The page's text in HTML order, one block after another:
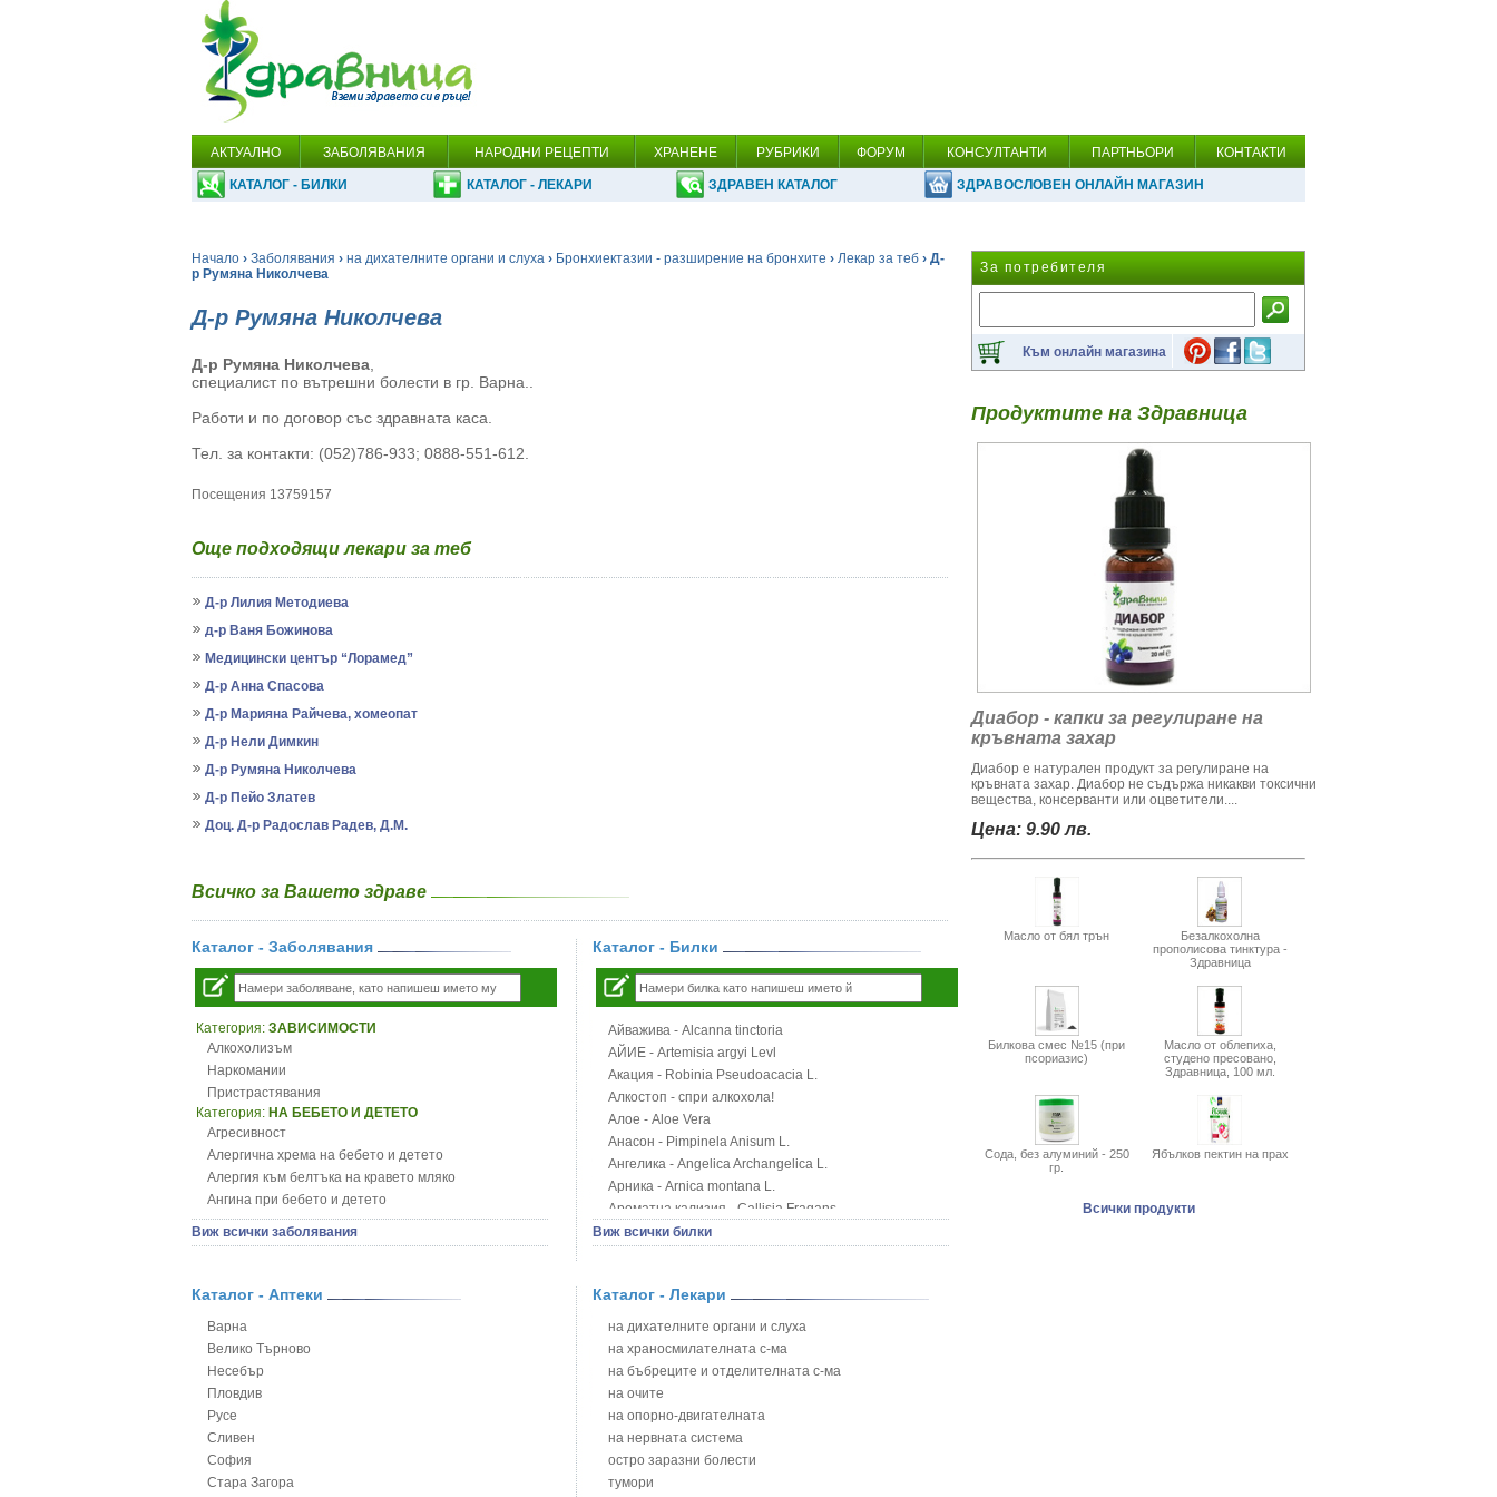
АКТУАЛНО ЗАБОЛЯВАНИЯ НАРОДНИ РЕЦЕПТИ ХРАНЕНЕ РУБРИКИ ФОРУМ КОНСУЛТАНТИ ПАРТНЬОРИ КОНТАКТИ
КАТАЛОГ - БИЛКИ КАТАЛОГ - ЛЕКАРИ ЗДРАВЕН КАТАЛОГ ЗДРАВОСЛОВЕН ОНЛАЙН МАГАЗИН
Начало › Заболявания › на дихателните органи и слуха › Бронхиектазии - разширение на бронхите › Лекар за теб › Д-
р Румяна Николчева
Д-р Румяна Николчева
Д-р Румяна Николчева
специалист по вътрешни болести в гр. Варна..
Работи и по договор със здравната каса.
Тел. за контакти: (052)786-933; 0888-551-612.
Посещения 13759157
Още подходящи лекари за теб
Д-р Лилия Методиева
д-р Ваня Божинова
Медицински център “Лорамед”
Д-р Анна Спасова
Д-р Марияна Райчева, хомеопат
Д-р Нели Димкин
Д-р Румяна Николчева
Д-р Пейо Златев
Доц. Д-р Радослав Радев, Д.М.
Всичко за Вашето здраве
Каталог - Заболявания
Категория: ЗАВИСИМОСТИ
Алкохолизъм
Наркомании
Пристрастявания
Категория: НА БЕБЕТО И ДЕТЕТО
Агресивност
Алергична хрема на бебето и детето
Алергия към белтъка на кравето мляко
Ангина при бебето и детето
Анемия при бебето и детето
Апетит - пълни деца
Безапетитие при бебето и детето
Бронхит и пневмония при деца
Варицела
Висока температура на бебето и детето
Възпаление на ушите на бебето и детето
Глисти
Грижа за пъпа на новороденото
Грип при бебето и детето
Гърч
Виж всички заболявания
Каталог - Билки
Айважива - Alcanna tinctoria
АЙИЕ - Artemisia argyi Levl
Акация - Robinia Pseudoacacia L.
Алкостоп - спри алкохола!
Алое - Aloe Vera
Анасон - Pimpinela Anisum L.
Ангелика - Angelica Archangelica L.
Арника - Arnica montana L.
Ароматна кализия - Callisia Fragans
Арония - Sorbus melanocorpa
Блатен аир - Acorus calamus L.
Блатен тъжник - Spirea ulmaria L.
Блян
Бобови шушулки - Phaseolus Vulgaris L.
Божур - Paeonia Decora
Борови връхчета - Pinus sylvestris
Босилек - Ocimum Basillicum
Брей - Tamus Communis
Брош - Rubia tinctorum L.
Виж всички билки
Каталог - Аптеки
Варна
Велико Търново
Несебър
Пловдив
Русе
Сливен
София
Стара Загора
Каталог - Лекари
на дихателните органи и слуха
на храносмилателната с-ма
на бъбреците и отделителната с-ма
на очите
на опорно-двигателната
на нервната система
остро заразни болести
тумори
За потребителя
Към онлайн магазина
Продуктите на Здравница
Диабор - капки за регулиране на
кръвната захар
Диабор е натурален продукт за регулиране на
кръвната захар. Диабор не съдържа никакви токсични
вещества, консерванти или оцветители....
Цена: 9.90 лв.
Масло от бял трън
Безалкохолна
прополисова тинктура -
Здравница
Билкова смес №15 (при
псориазис)
Масло от облепиха,
студено пресовано,
Здравница, 100 мл.
Сода, без алуминий - 250
гр.
Ябълков пектин на прах
Всички продукти